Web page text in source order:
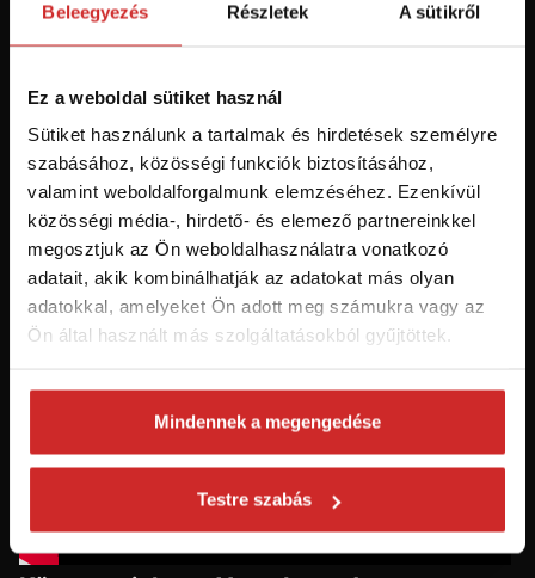
Beleegyezés Részletek A sütikről
Ez a weboldal sütiket használ
Sütiket használunk a tartalmak és hirdetések személyre
szabásához, közösségi funkciók biztosításához,
valamint weboldalforgalmunk elemzéséhez. Ezenkívül
közösségi média-, hirdető- és elemező partnereinkkel
megosztjuk az Ön weboldalhasználatra vonatkozó
adatait, akik kombinálhatják az adatokat más olyan
adatokkal, amelyeket Ön adott meg számukra vagy az
Ön által használt más szolgáltatásokból gyűjtöttek.
Mindennek a megengedése
Testre szabás
Először jár az svx.hu-n? Regisztráljon és
szerezzen áttekintést az aktuális
Feliratkozás
Hozzájárulok a személyes adatok feldolgozásához üzleti
értesítések küldése céljából - 16 éven felüli személyek számára
ajánlott!